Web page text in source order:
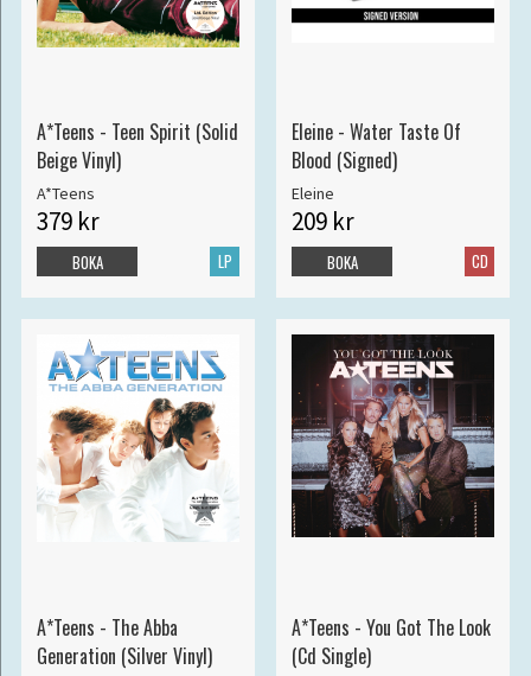
A*Teens - Teen Spirit (Solid
Beige Vinyl)
A*Teens
379 kr
LP
BOKA
Eleine - Water Taste Of
Blood (Signed)
Eleine
209 kr
CD
BOKA
A*Teens - The Abba
Generation (Silver Vinyl)
A*Teens - You Got The Look
(Cd Single)